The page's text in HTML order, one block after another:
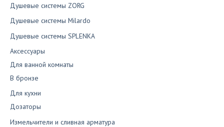
Душевые системы ZORG
Душевые системы Milardo
Душевые системы SPLENKA
Аксессуары
Для ванной комнаты
В бронзе
Для кухни
Дозаторы
Измельчители и сливная арматура